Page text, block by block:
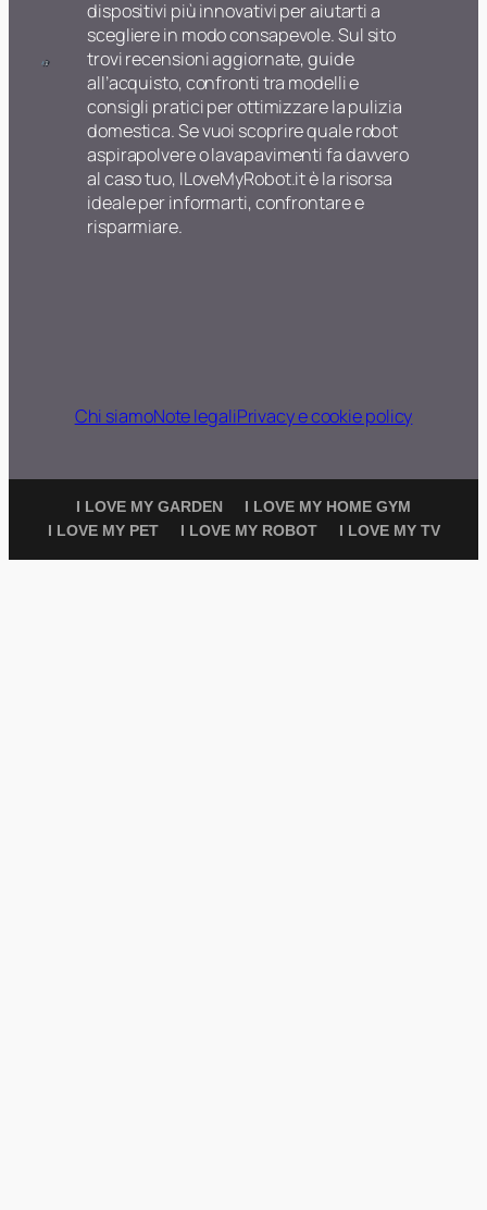
dispositivi più innovativi per aiutarti a
scegliere in modo consapevole. Sul sito
trovi recensioni aggiornate, guide
all’acquisto, confronti tra modelli e
consigli pratici per ottimizzare la pulizia
domestica. Se vuoi scoprire quale robot
aspirapolvere o lavapavimenti fa davvero
al caso tuo, ILoveMyRobot.it è la risorsa
ideale per informarti, confrontare e
risparmiare.
Chi siamoNote legaliPrivacy e cookie policy
I LOVE MY GARDEN
I LOVE MY HOME GYM
I LOVE MY PET
I LOVE MY ROBOT I LOVE MY TV